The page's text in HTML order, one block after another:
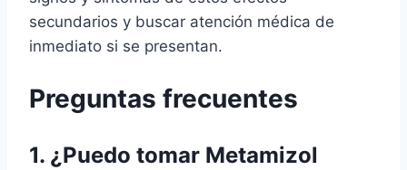
secundarios y buscar atención médica de
inmediato si se presentan.
Preguntas frecuentes
1. ¿Puedo tomar Metamizol